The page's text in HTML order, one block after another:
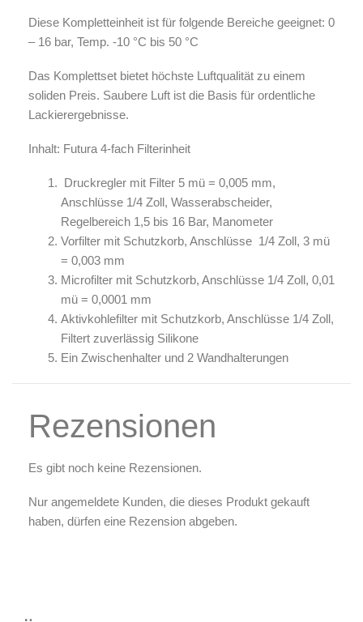
Diese Kompletteinheit ist für folgende Bereiche geeignet: 0
– 16 bar, Temp. -10 °C bis 50 °C
Das Komplettset bietet höchste Luftqualität zu einem
soliden Preis. Saubere Luft ist die Basis für ordentliche
Lackierergebnisse.
Inhalt: Futura 4-fach Filterinheit
Druckregler mit Filter 5 mü = 0,005 mm,
Anschlüsse 1/4 Zoll, Wasserabscheider,
Regelbereich 1,5 bis 16 Bar, Manometer
Vorfilter mit Schutzkorb, Anschlüsse 1/4 Zoll, 3 mü
= 0,003 mm
Microfilter mit Schutzkorb, Anschlüsse 1/4 Zoll, 0,01
mü = 0,0001 mm
Aktivkohlefilter mit Schutzkorb, Anschlüsse 1/4 Zoll,
Filtert zuverlässig Silikone
Ein Zwischenhalter und 2 Wandhalterungen
Rezensionen
Es gibt noch keine Rezensionen.
Nur angemeldete Kunden, die dieses Produkt gekauft
haben, dürfen eine Rezension abgeben.